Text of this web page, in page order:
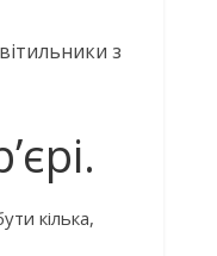
з
кілька,